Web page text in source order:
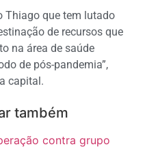
Thiago que tem lutado
de recursos que
na área de saúde
de pós-pandemia”,
capital.
também
contra grupo